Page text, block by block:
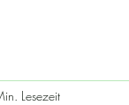
Lesezeit